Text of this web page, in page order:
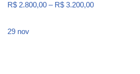
R$ 2.800,00 – R$ 3.200,00
29 nov